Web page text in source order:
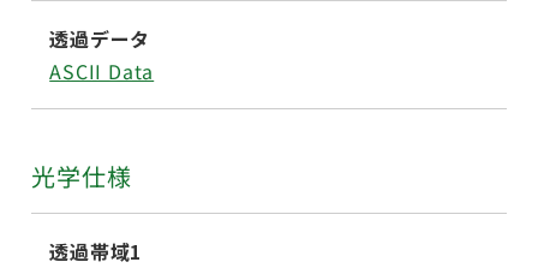
透過データ
ASCII Data
光学仕様
透過帯域1